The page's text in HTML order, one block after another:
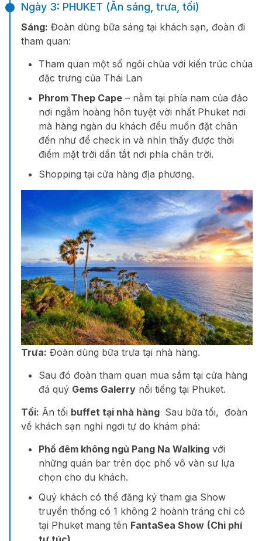
Ngày 3: PHUKET (Ăn sáng, trưa, tối)
Sáng: Đoàn dùng bữa sáng tại khách sạn, đoàn đi
tham quan:
Tham quan một số ngôi chùa với kiến trúc chùa
đặc trưng của Thái Lan
Phrom Thep Cape – nằm tại phía nam của đảo
nơi ngắm hoàng hôn tuyệt vời nhất Phuket nơi
mà hàng ngàn du khách đều muốn đặt chân
đến như để check in và nhìn thấy được thời
điểm mặt trời dần tắt nơi phía chân trời.
Shopping tại cửa hàng địa phương.
Trưa: Đoàn dùng bữa trưa tại nhà hàng.
Sau đó đoàn tham quan mua sắm tại cửa hàng
đá quý Gems Galerry nổi tiếng tại Phuket.
Tối: Ăn tối buffet tại nhà hàng Sau bữa tối, đoàn
về khách sạn nghỉ ngơi tự do khám phá:
Phố đêm không ngủ Pang Na Walking với
những quán bar trên dọc phố vô vàn sư lựa
chọn cho du khách.
Quý khách có thể đăng ký tham gia Show
truyền thống có 1 không 2 hoành tráng chỉ có
tại Phuket mang tên FantaSea Show (Chi phí